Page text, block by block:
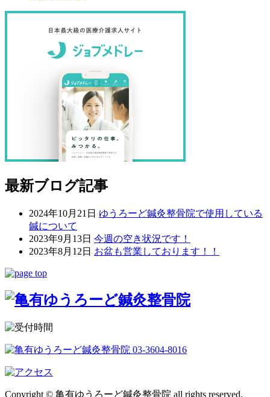
最新ブログ記事
2024年10月21日 ゆうろーど鍼灸整骨院で使用している
鍼について
2023年9月13日 今週の空き状況です！
2023年8月12日 お盆も営業しております！！
Copyright © 亀有ゆうろーど鍼灸整骨院 all rights reserved.